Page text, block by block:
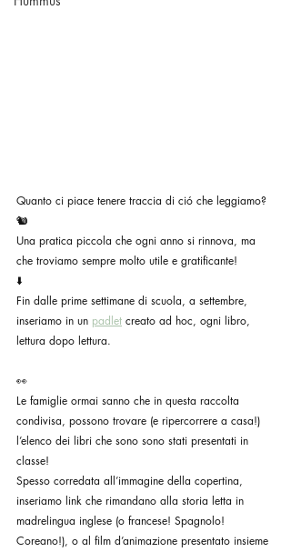
Quanto ci piace tenere traccia di ció che leggiamo?
🐿️
Una pratica piccola che ogni anno si rinnova, ma
che troviamo sempre molto utile e gratificante!
⬇️
Fin dalle prime settimane di scuola, a settembre,
inseriamo in un padlet creato ad hoc, ogni libro,
lettura dopo lettura.
👀
Le famiglie ormai sanno che in questa raccolta
condivisa, possono trovare (e ripercorrere a casa!)
l’elenco dei libri che sono sono stati presentati in
classe!
Spesso corredata all’immagine della copertina,
inseriamo link che rimandano alla storia letta in
madrelingua inglese (o francese! Spagnolo!
Coreano!), o al film d’animazione presentato insieme